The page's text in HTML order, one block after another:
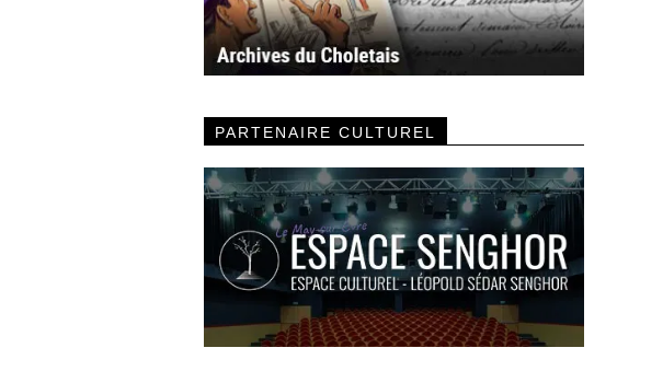
PARTENAIRE CULTUREL